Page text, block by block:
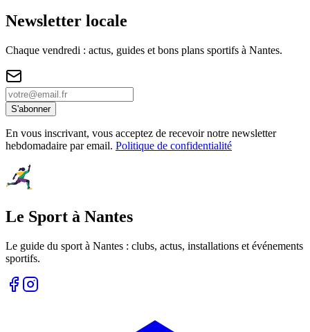
Newsletter locale
Chaque vendredi : actus, guides et bons plans sportifs à Nantes.
S'abonner
En vous inscrivant, vous acceptez de recevoir notre newsletter
hebdomadaire par email. Politique de confidentialité
Le Sport à Nantes
Le guide du sport à Nantes : clubs, actus, installations et événements
sportifs.